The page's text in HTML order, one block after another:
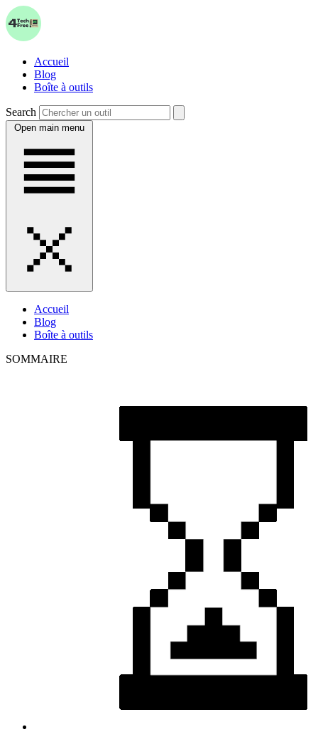
Accueil
Blog
Boîte à outils
Search
Open main menu
Accueil
Blog
Boîte à outils
SOMMAIRE